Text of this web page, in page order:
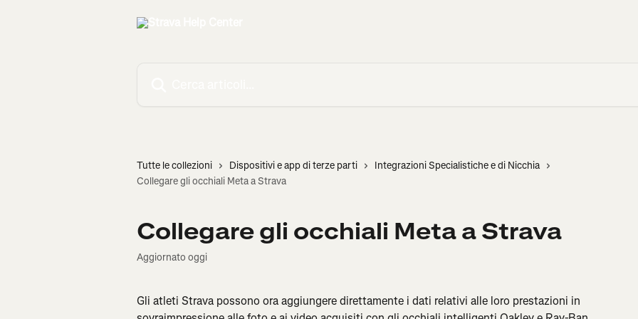
Tutte le collezioni Dispositivi e app di terze parti
Integrazioni Specialistiche e di Nicchia
Collegare gli occhiali Meta a Strava
Collegare gli occhiali Meta a Strava
Aggiornato oggi
Gli atleti Strava possono ora aggiungere direttamente i dati relativi alle loro prestazioni in